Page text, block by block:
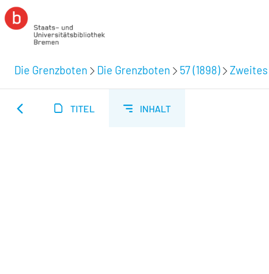
Die Grenzboten Die Grenzboten 57 (1898)
TITEL INHALT